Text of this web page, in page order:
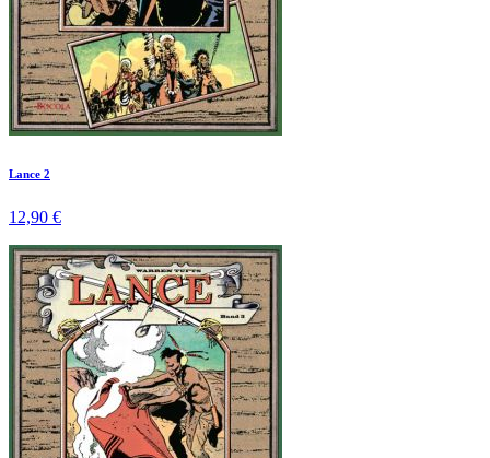
Lance 2
12,90 €